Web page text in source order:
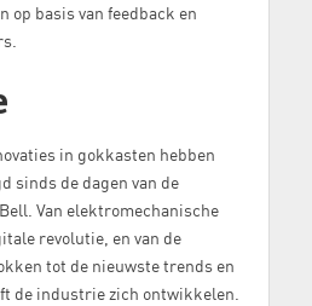
op basis van feedback en
in gokkasten hebben
sinds de dagen van de
Van elektromechanische
revolutie, en van de
tot de nieuwste trends en
de industrie zich ontwikkelen.